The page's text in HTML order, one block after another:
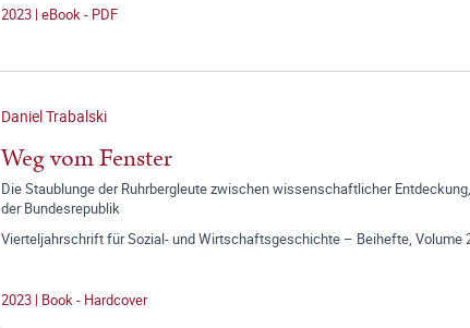
2023 | eBook - PDF
Daniel Trabalski
Weg vom Fenster
Die Staublunge der Ruhrbergleute zwischen wissenschaftlicher
der Bundesrepublik
Vierteljahrschrift für Sozial- und Wirtschaftsgeschichte – Beihefte, Volume
2023 | Book - Hardcover